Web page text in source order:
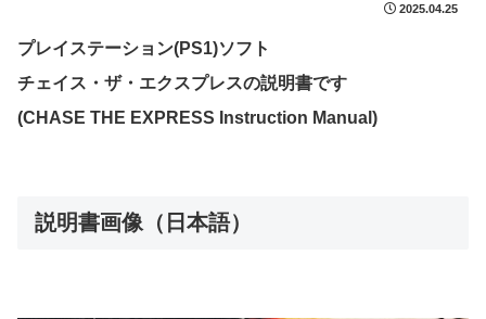
2025.04.25
プレイステーション(PS1)ソフト
チェイス・ザ・エクスプレスの説明書です
(CHASE THE EXPRESS Instruction Manual)
説明書画像（日本語）